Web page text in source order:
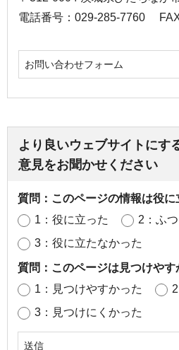
電話番号：029-285-7760
お問い合わせフォーム
より良いウェブサイトにす
意見をお聞かせください
質問：このページの情報は役に
1：役に立った
2：ふつ
3：役に立たなかった
質問：このページは見つけやす
1：見つけやすかった
3：見つけにくかった